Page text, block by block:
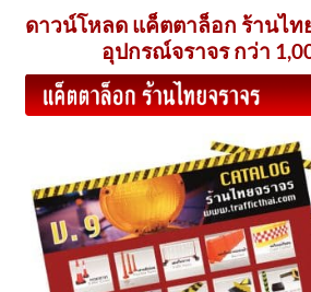
ดาวน์โหลด แค็ตตาล็อก ร้านไท
อุปกรณ์จราจร กว่า